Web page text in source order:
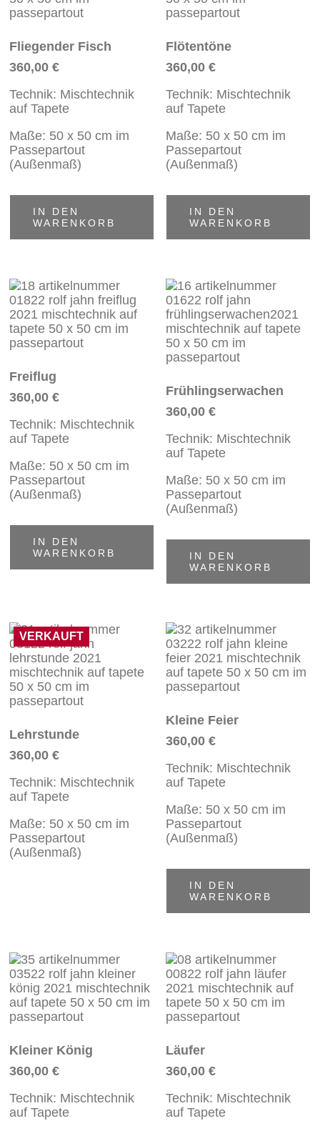
Fliegender Fisch
360,00€
Technik: Mischtechnik
auf Tapete
Maße: 50 x 50 cm im
Passepartout
(Außenmaß)
IN DEN
WARENKORB
Flötentöne
360,00€
Technik: Mischtechnik
auf Tapete
Maße: 50 x 50 cm im
Passepartout
(Außenmaß)
IN DEN
WARENKORB
Freiflug
360,00€
Technik: Mischtechnik
auf Tapete
Maße: 50 x 50 cm im
Passepartout
(Außenmaß)
IN DEN
WARENKORB
Frühlingserwachen
360,00€
Technik: Mischtechnik
auf Tapete
Maße: 50 x 50 cm im
Passepartout
(Außenmaß)
IN DEN
WARENKORB
VERKAUFT
Lehrstunde
360,00€
Technik: Mischtechnik
auf Tapete
Maße: 50 x 50 cm im
Passepartout
(Außenmaß)
Kleine Feier
360,00€
Technik: Mischtechnik
auf Tapete
Maße: 50 x 50 cm im
Passepartout
(Außenmaß)
IN DEN
WARENKORB
Kleiner König
360,00€
Technik: Mischtechnik
auf Tapete
Läufer
360,00€
Technik: Mischtechnik
auf Tapete